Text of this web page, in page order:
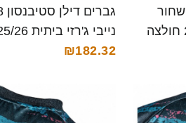
גברים קיידן האראק #20 שחור
נייבי הרחק ג'רזי 2025/26 חולצה
קצרה
₪182.32